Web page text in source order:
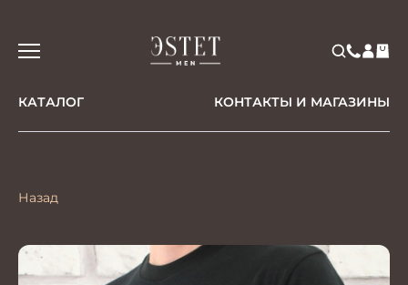
КАТАЛОГ КОНТАКТЫ И МАГАЗИНЫ
Назад